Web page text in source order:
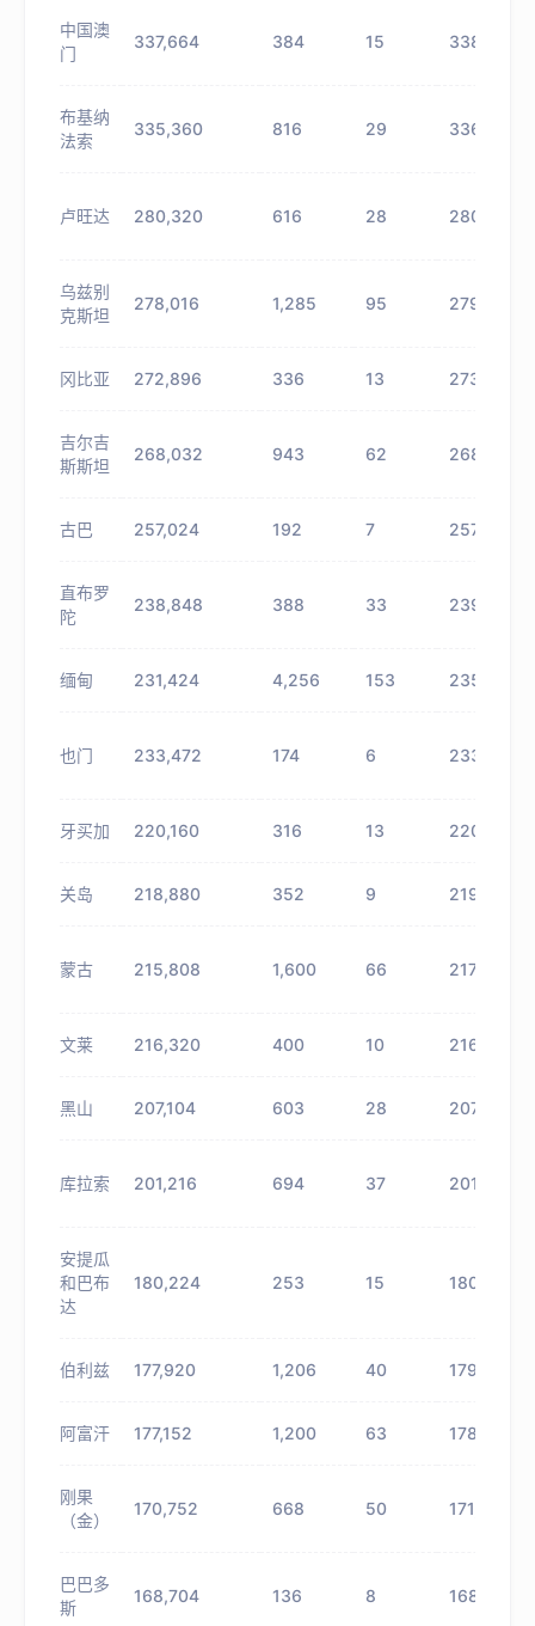
中国澳
门
337,664 384 15 338,048
布基纳
法索
335,360 816 29 336,176
卢旺达 280,320 616 28 280,936
乌兹别
克斯坦
278,016 1,285 95 279,301
冈比亚 272,896 336 13 273,232
吉尔吉
斯斯坦
268,032 943 62 268,975
古巴 257,024 192 7 257,216
直布罗
陀
238,848 388 33 239,236
缅甸 231,424 4,256 153 235,680
也门 233,472 174 6 233,646
牙买加 220,160 316 13 220,476
关岛 218,880 352 9 219,232
蒙古 215,808 1,600 66 217,408
文莱 216,320 400 10 216,720
黑山 207,104 603 28 207,707
库拉索 201,216 694 37 201,910
安提瓜
和巴布
达
180,224 253 15 180,477
伯利兹 177,920 1,206 40 179,126
阿富汗 177,152 1,200 63 178,352
刚果
（金）
170,752 668 50 171,420
巴巴多
斯
168,704 136 8 168,840